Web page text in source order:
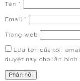
Tên *
Email *
Trang web
Lưu tên của tôi,
duyệt này cho lần